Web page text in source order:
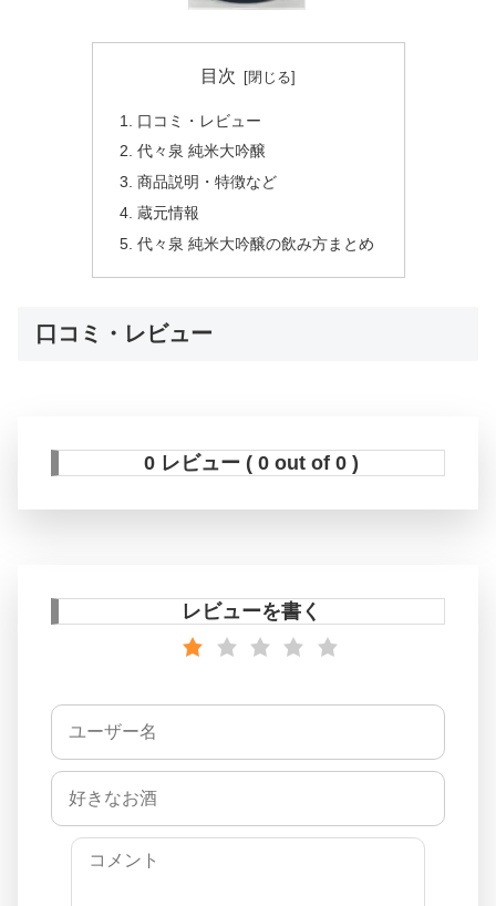
目次
口コミ・レビュー
代々泉 純米大吟醸
商品説明・特徴など
蔵元情報
代々泉 純米大吟醸の飲み方まとめ
口コミ・レビュー
0 レビュー ( 0 out of 0 )
レビューを書く